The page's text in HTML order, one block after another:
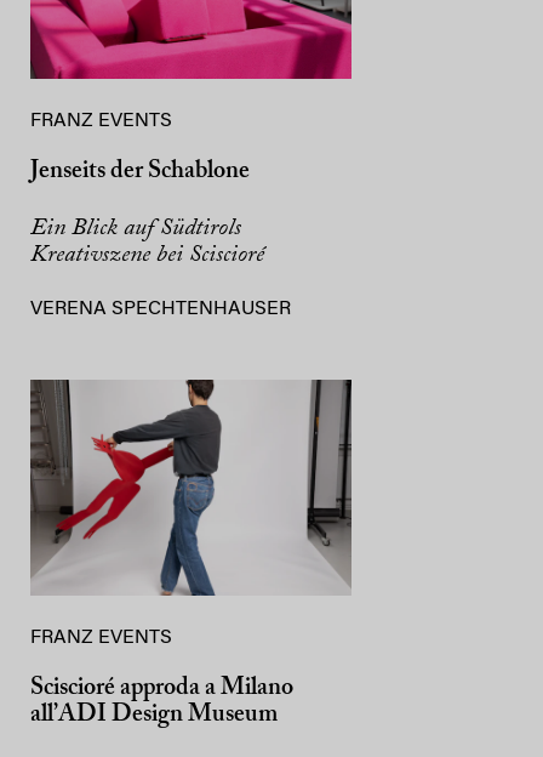
FRANZ EVENTS
Jenseits der Schablone
Ein Blick auf Südtirols
Kreativszene bei Sciscioré
VERENA SPECHTENHAUSER
FRANZ EVENTS
Sciscioré approda a Milano
all’ADI Design Museum